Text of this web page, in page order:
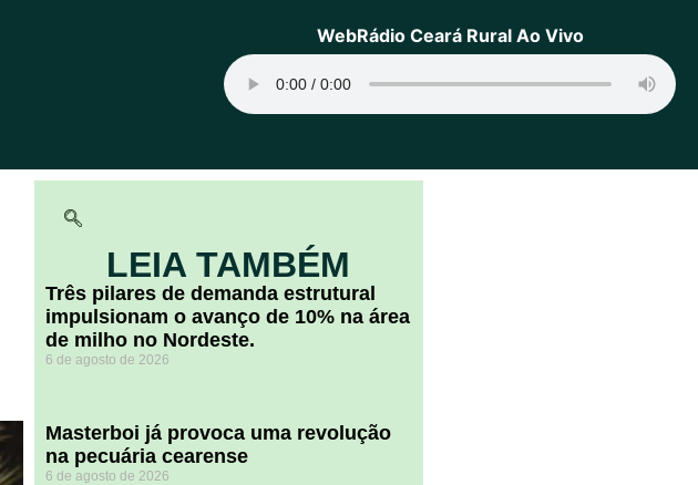
WebRádio Ceará Rural Ao Vivo
LEIA TAMBÉM
​Três pilares de demanda estrutural
impulsionam o avanço de 10% na área
de milho no Nordeste.
6 de agosto de 2026
Masterboi já provoca uma revolução
na pecuária cearense
6 de agosto de 2026